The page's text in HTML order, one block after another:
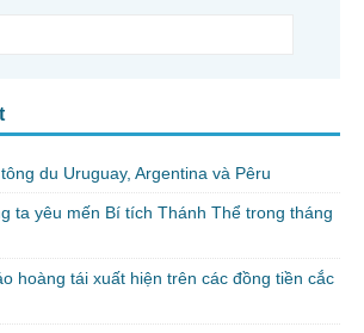
du Uruguay, Argentina và Pêru
ta yêu mến Bí tích Thánh Thể trong tháng
hoàng tái xuất hiện trên các đồng tiền cắc